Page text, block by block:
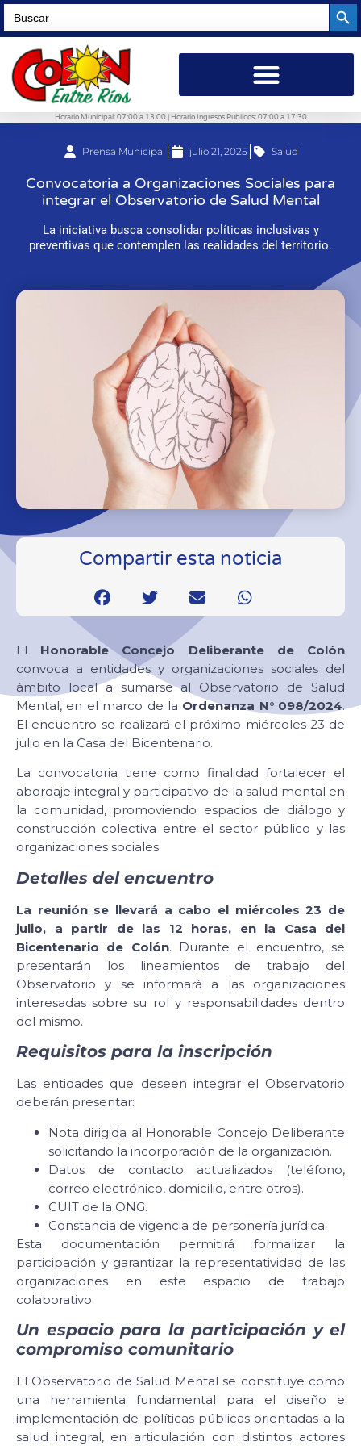
Search
for:
Horario Municipal: 07:00 a 13:00 | Horario Ingresos Públicos: 07:00 a 17:30
Prensa Municipal julio 21, 2025 Salud
Convocatoria a Organizaciones Sociales para
integrar el Observatorio de Salud Mental
La iniciativa busca consolidar políticas inclusivas y
preventivas que contemplen las realidades del territorio.
Compartir esta noticia
El Honorable Concejo Deliberante de Colón
convoca a entidades y organizaciones sociales del
ámbito local a sumarse al Observatorio de Salud
Mental, en el marco de la Ordenanza N° 098/2024.
El encuentro se realizará el próximo miércoles 23 de
julio en la Casa del Bicentenario.
La convocatoria tiene como finalidad fortalecer el
abordaje integral y participativo de la salud mental en
la comunidad, promoviendo espacios de diálogo y
construcción colectiva entre el sector público y las
organizaciones sociales.
Detalles del encuentro
La reunión se llevará a cabo el miércoles 23 de
julio, a partir de las 12 horas, en la Casa del
Bicentenario de Colón. Durante el encuentro, se
presentarán los lineamientos de trabajo del
Observatorio y se informará a las organizaciones
interesadas sobre su rol y responsabilidades dentro
del mismo.
Requisitos para la inscripción
Las entidades que deseen integrar el Observatorio
deberán presentar:
Nota dirigida al Honorable Concejo Deliberante
solicitando la incorporación de la organización.
Datos de contacto actualizados (teléfono,
correo electrónico, domicilio, entre otros).
CUIT de la ONG.
Constancia de vigencia de personería jurídica.
Esta documentación permitirá formalizar la
participación y garantizar la representatividad de las
organizaciones en este espacio de trabajo
colaborativo.
Un espacio para la participación y el
compromiso comunitario
El Observatorio de Salud Mental se constituye como
una herramienta fundamental para el diseño e
implementación de políticas públicas orientadas a la
salud integral, en articulación con distintos actores